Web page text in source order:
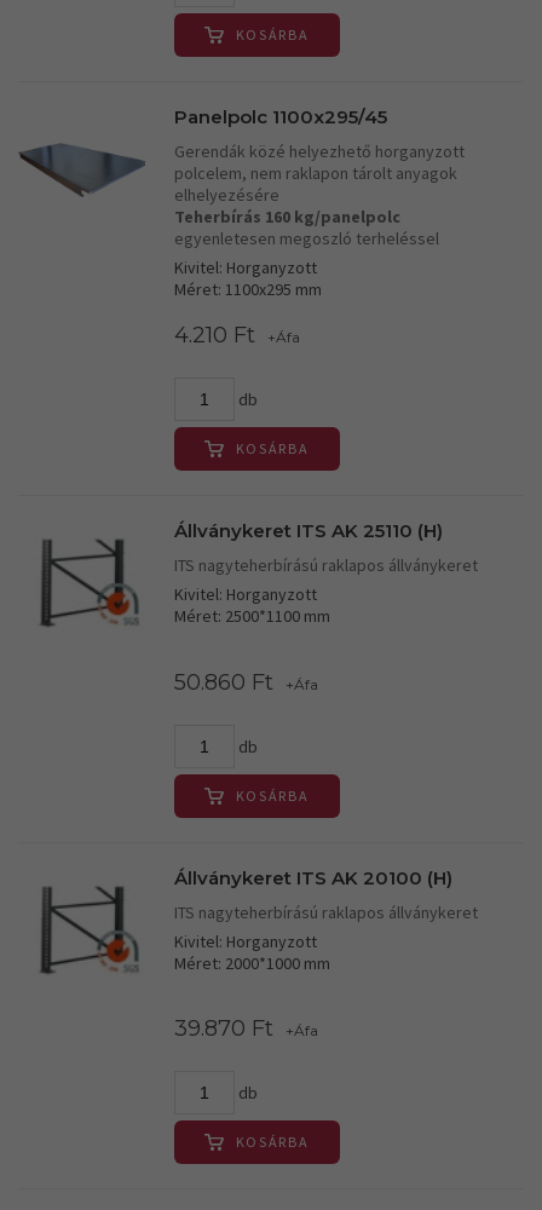
KOSÁRBA
Panelpolc 1100x295/45
Gerendák közé helyezhető horganyzott
polcelem, nem raklapon tárolt anyagok
elhelyezésére
Teherbírás 160 kg/panelpolc
egyenletesen megoszló terheléssel
Kivitel: Horganyzott
Méret: 1100x295 mm
4.210 Ft +Áfa
db
KOSÁRBA
Állványkeret ITS AK 25110 (H)
ITS nagyteherbírású raklapos állványkeret
Kivitel: Horganyzott
Méret: 2500*1100 mm
50.860 Ft +Áfa
db
KOSÁRBA
Állványkeret ITS AK 20100 (H)
ITS nagyteherbírású raklapos állványkeret
Kivitel: Horganyzott
Méret: 2000*1000 mm
39.870 Ft +Áfa
db
KOSÁRBA